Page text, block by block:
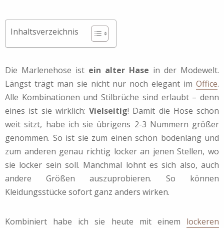
Inhaltsverzeichnis
Die Marlenehose ist ein alter Hase in der Modewelt.
Längst trägt man sie nicht nur noch elegant im Office.
Alle Kombinationen und Stilbrüche sind erlaubt – denn
eines ist sie wirklich: Vielseitig! Damit die Hose schön
weit sitzt, habe ich sie übrigens 2-3 Nummern größer
genommen. So ist sie zum einen schön bodenlang und
zum anderen genau richtig locker an jenen Stellen, wo
sie locker sein soll. Manchmal lohnt es sich also, auch
andere Größen auszuprobieren. So können
Kleidungsstücke sofort ganz anders wirken.
Kombiniert habe ich sie heute mit einem lockeren